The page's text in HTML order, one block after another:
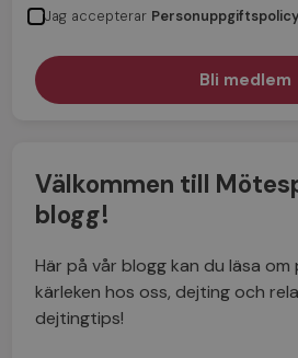
Jag accepterar
Välkommen till
blogg!
Här på vår blogg kan du läsa
kärleken hos oss, dejting och
dejtingtips!